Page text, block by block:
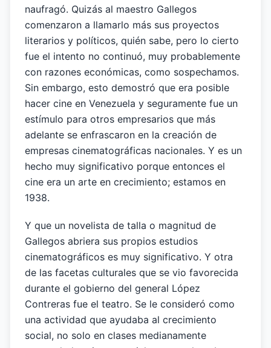
naufragó. Quizás al maestro Gallegos
comenzaron a llamarlo más sus proyectos
literarios y políticos, quién sabe, pero lo cierto
fue el intento no continuó, muy probablemente
con razones económicas, como sospechamos.
Sin embargo, esto demostró que era posible
hacer cine en Venezuela y seguramente fue un
estímulo para otros empresarios que más
adelante se enfrascaron en la creación de
empresas cinematográficas nacionales. Y es un
hecho muy significativo porque entonces el
cine era un arte en crecimiento; estamos en
1938.
Y que un novelista de talla o magnitud de
Gallegos abriera sus propios estudios
cinematográficos es muy significativo. Y otra
de las facetas culturales que se vio favorecida
durante el gobierno del general López
Contreras fue el teatro. Se le consideró como
una actividad que ayudaba al crecimiento
social, no solo en clases medianamente